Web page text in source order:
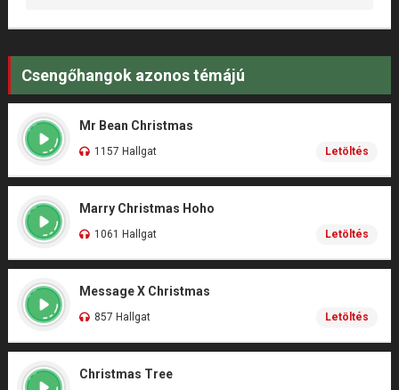
Csengőhangok azonos témájú
Mr Bean Christmas
1157 Hallgat Letöltés
Marry Christmas Hoho
1061 Hallgat Letöltés
Message X Christmas
857 Hallgat Letöltés
Christmas Tree